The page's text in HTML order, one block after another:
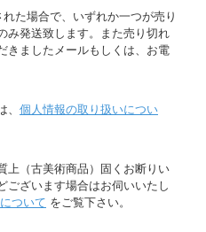
た場合で、いずれか一つが売り
み発送致します。また売り切れ
きましたメールもしくは、お電
個人情報の取り扱いについ
上（古美術商品）固くお断りい
ございます場合はお伺いいたし
ついて をご覧下さい。